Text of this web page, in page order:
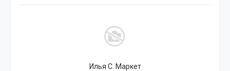
Илья С. Маркет